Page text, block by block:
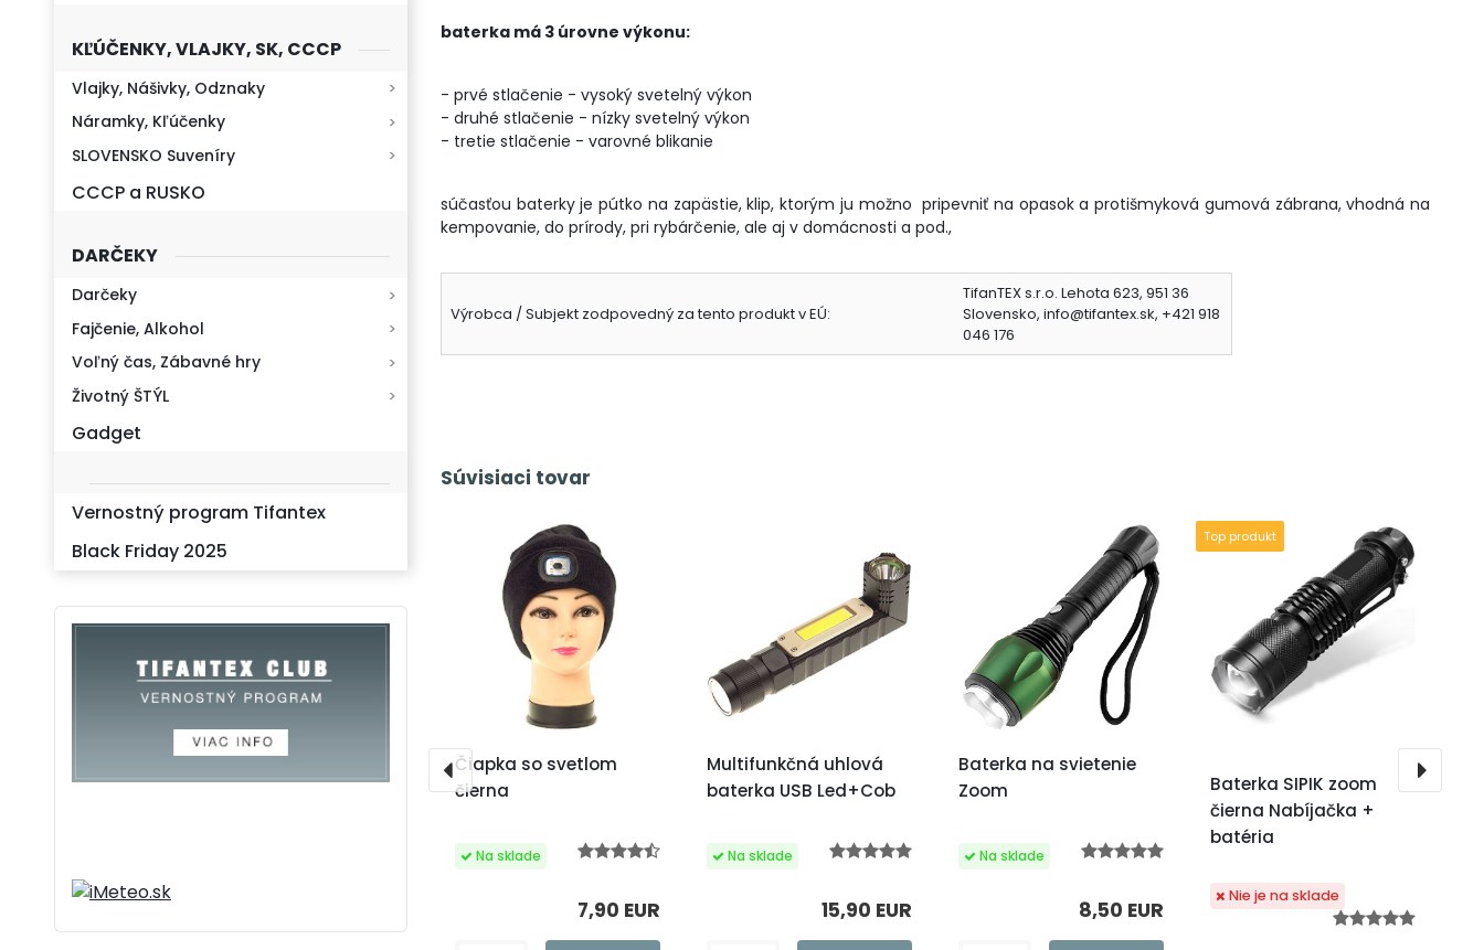
KĽÚČENKY, VLAJKY, SK, CCCP
Vlajky, Nášivky, Odznaky
Náramky, Kľúčenky
SLOVENSKO Suveníry
CCCP a RUSKO
DARČEKY
Darčeky
Fajčenie, Alkohol
Voľný čas, Zábavné hry
Životný ŠTÝL
Gadget
Vernostný program Tifantex
Black Friday 2025
baterka má 3 úrovne výkonu:
- prvé stlačenie - vysoký svetelný výkon
- druhé stlačenie - nízky svetelný výkon
- tretie stlačenie - varovné blikanie
súčasťou baterky je pútko na zapästie, klip, ktorým ju možno pripevniť na opasok a protišmyková gumová zábrana, vhodná na
kempovanie, do prírody, pri rybárčenie, ale aj v domácnosti a pod.,
Výrobca / Subjekt zodpovedný za tento produkt v EÚ:
TifanTEX s.r.o. Lehota 623, 951 36
Slovensko, info@tifantex.sk, +421 918
046 176
Súvisiaci tovar
Čiapka so svetlom
čierna
7,90 EUR
Multifunkčná uhlová
baterka USB Led+Cob
15,90 EUR
Baterka na svietenie
Zoom
8,50 EUR
Baterka SIPIK zoom
čierna Nabíjačka +
batéria
Nie je na sklade
Top produkt